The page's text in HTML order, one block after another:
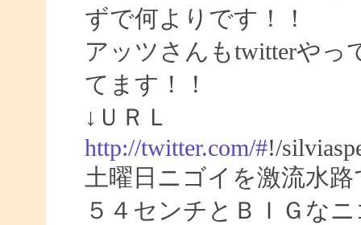
ずで何よりです！！
アッツさんもtwitterやっ
てます！！
↓ＵＲＬ
http://twitter.com/#!/
土曜日ニゴイを激流水
５４センチとＢＩＧな